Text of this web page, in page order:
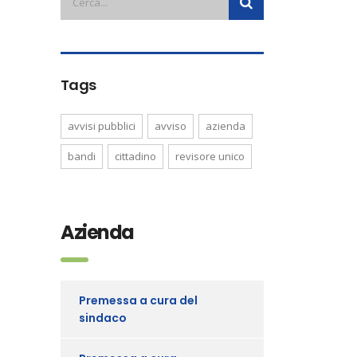
Tags
avvisi pubblici avviso azienda
bandi cittadino revisore unico
Azienda
Premessa a cura del
sindaco